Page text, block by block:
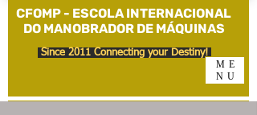
CFOMP - ESCOLA INTERNACIONAL
DO MANOBRADOR DE MÁQUINAS
Since 2011 Connecting your Destiny!
ME
NU